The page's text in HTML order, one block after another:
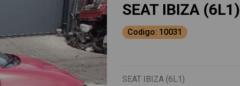
SEAT IBIZA (6L1)
Codigo: 10031
SEAT IBIZA (6L1)